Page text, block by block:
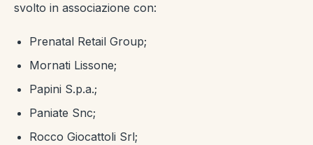
svolto in associazione con:
Prenatal Retail Group;
Mornati Lissone;
Papini S.p.a.;
Paniate Snc;
Rocco Giocattoli Srl;